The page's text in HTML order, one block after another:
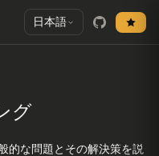
日本語
グ
的な問題とその解決策を説